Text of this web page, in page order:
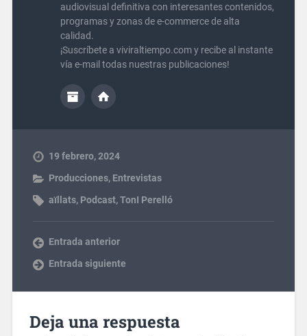
audiovisual definitiva con interesantes contenidos,
programas y zonas de e-commerce de alta
calidad.
¡Suscríbete a viviraltiempo.com y recibe al instante
vía e-mail todas nuestras publicaciones!
19 febrero, 2024
Producciones, Entrevistas
aïllats, Podcast,TonI Perelló
Entrada anterior
Entrada siguiente
Deja una respuesta